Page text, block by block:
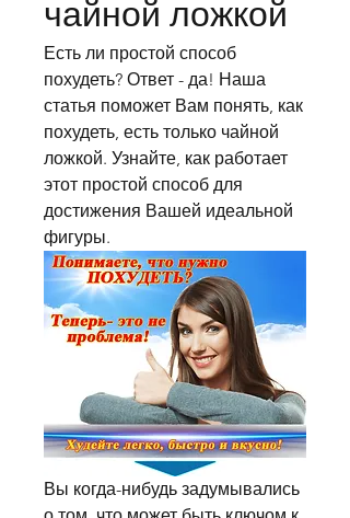
чайной ложкой
Есть ли простой способ
похудеть? Ответ - да! Наша
статья поможет Вам понять, как
похудеть, есть только чайной
ложкой. Узнайте, как работает
этот простой способ для
достижения Вашей идеальной
фигуры.
Вы когда-нибудь задумывались